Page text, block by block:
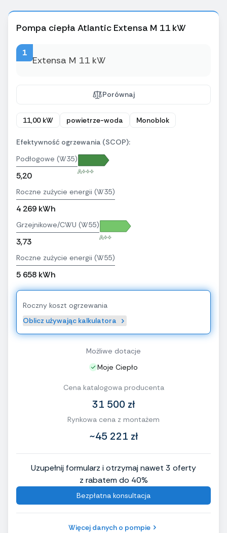
Pompa ciepła Atlantic Extensa M 11 kW
1
Porównaj
11,00 kW powietrze-woda Monoblok
Efektywność ogrzewania (SCOP):
Podłogowe (W35)
5,20 A+++
Roczne zużycie energii (W35)
4 269 kWh
Grzejnikowe/CWU (W55)
3,73 A++
Roczne zużycie energii (W55)
5 658 kWh
Roczny koszt ogrzewania
Oblicz używając kalkulatora
Możliwe dotacje
Moje Ciepło
Cena katalogowa producenta
31 500 zł
Rynkowa cena z montażem
~45 221 zł
Uzupełnij formularz i otrzymaj nawet 3 oferty
z rabatem do 40%
Bezpłatna konsultacja
Więcej danych o pompie